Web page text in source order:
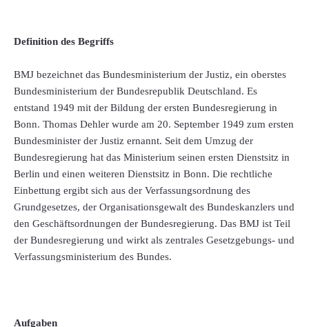
Definition des Begriffs
BMJ bezeichnet das Bundesministerium der Justiz, ein oberstes
Bundesministerium der Bundesrepublik Deutschland. Es
entstand 1949 mit der Bildung der ersten Bundesregierung in
Bonn. Thomas Dehler wurde am 20. September 1949 zum ersten
Bundesminister der Justiz ernannt. Seit dem Umzug der
Bundesregierung hat das Ministerium seinen ersten Dienstsitz in
Berlin und einen weiteren Dienstsitz in Bonn. Die rechtliche
Einbettung ergibt sich aus der Verfassungsordnung des
Grundgesetzes, der Organisationsgewalt des Bundeskanzlers und
den Geschäftsordnungen der Bundesregierung. Das BMJ ist Teil
der Bundesregierung und wirkt als zentrales Gesetzgebungs- und
Verfassungsministerium des Bundes.
Aufgaben